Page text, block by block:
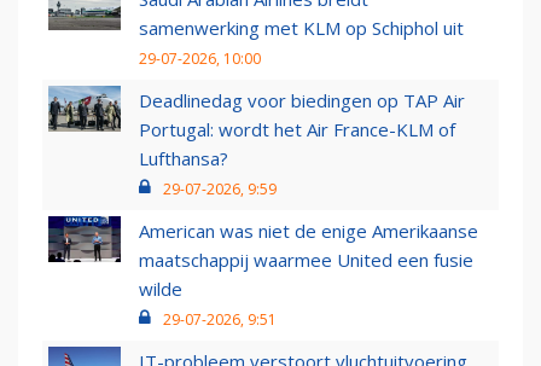
samenwerking met KLM op Schiphol uit
29-07-2026, 10:00
Deadlinedag voor biedingen op TAP Air
Portugal: wordt het Air France-KLM of
Lufthansa?
29-07-2026, 9:59
American was niet de enige Amerikaanse
maatschappij waarmee United een fusie
wilde
29-07-2026, 9:51